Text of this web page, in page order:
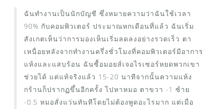
ฉันทำงานเป็นนักบัญชี ซึ่งหมายความว่าฉันใช้เวลา
90% กับคอมพิวเตอร์ ประมาณหกเดือนที่แล้ว ฉันเริ่ม
สังเกตเห็นว่าการมองเห็นเริ่มลดลงอย่างรวดเร็ว ตา
เหนื่อยหลังจากทำงานครึ่งชั่วโมงที่คอมพิวเตอร์มีอาการ
แห้งและแสบร้อน ฉันซื้อมอยส์เจอไรเซอร์หยดพวกเขา
ช่วยได้ แต่แท้จริงแล้ว 15-20 นาทีจากนั้นความแห้ง
กร้านก็ปรากฏขึ้นอีกครั้ง ไปหาหมอ ตาขวา -1 ซ้าย
-0.5 หมอสั่งแว่นทันทีโดยไม่ต้องพูดอะไรมาก แต่เมื่อ